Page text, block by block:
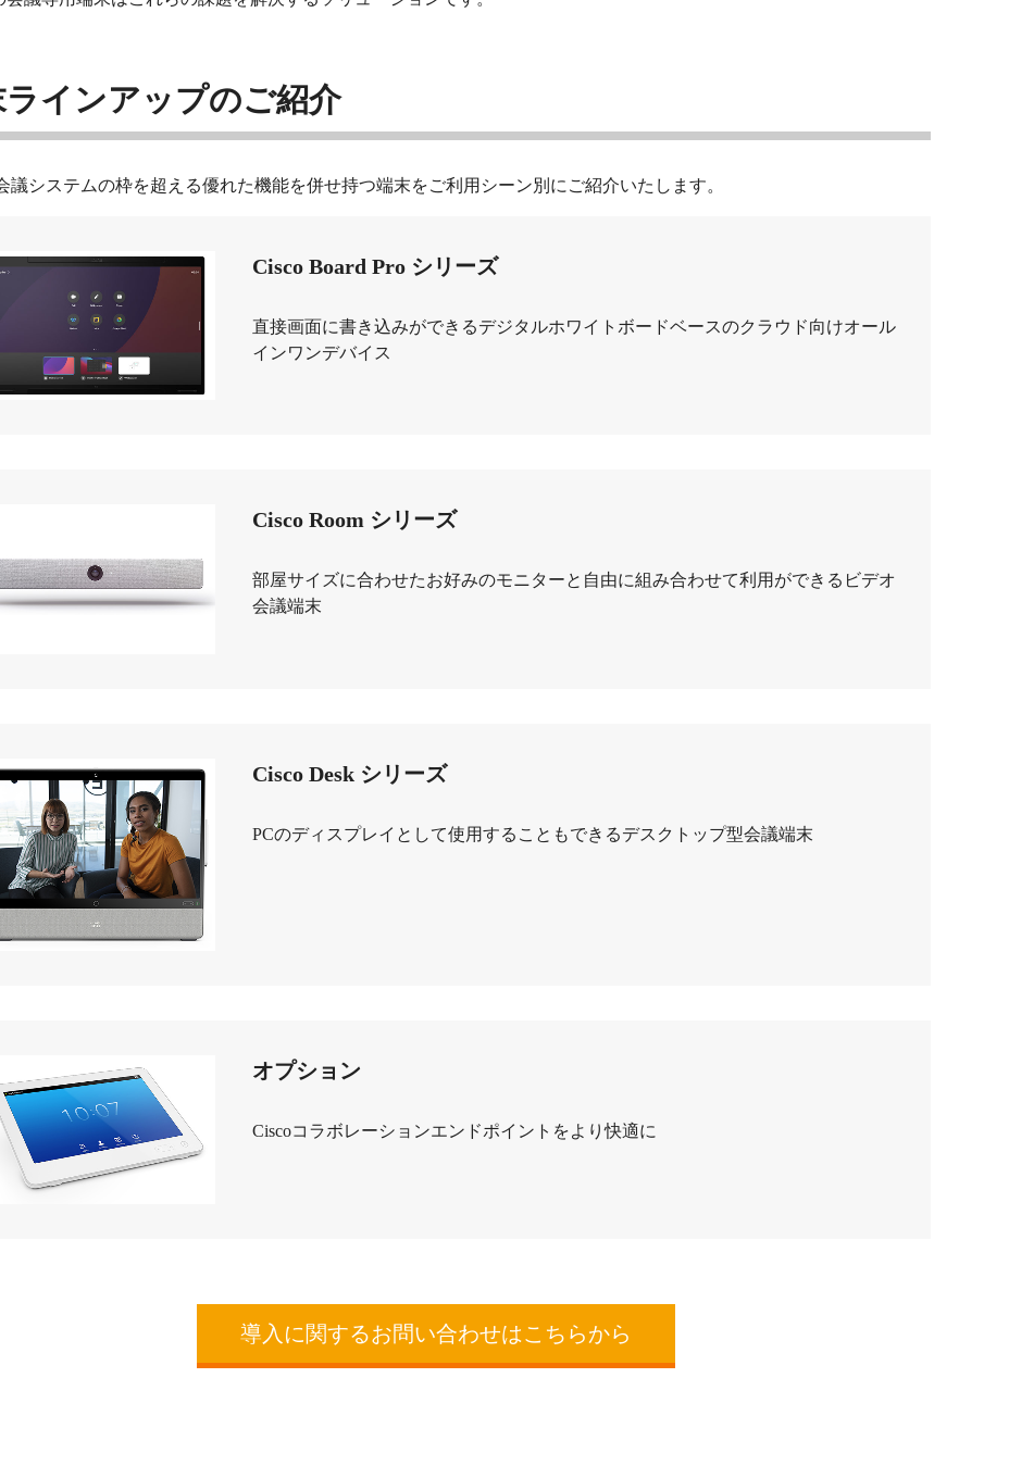
ラインアップのご紹介
議システムの枠を超える優れた機能を併せ持つ端末をご利用シーン別にご紹介いたします。
Cisco Board Pro シリーズ
直接画面に書き込みができるデジタルホワイトボードベースのクラウド向けオール
インワンデバイス
Cisco Room シリーズ
部屋サイズに合わせたお好みのモニターと自由に組み合わせて利用ができるビデオ
会議端末
Cisco Desk シリーズ
PCのディスプレイとして使用することもできるデスクトップ型会議端末
オプション
Ciscoコラボレーションエンドポイントをより快適に
導入に関するお問い合わせはこちらから